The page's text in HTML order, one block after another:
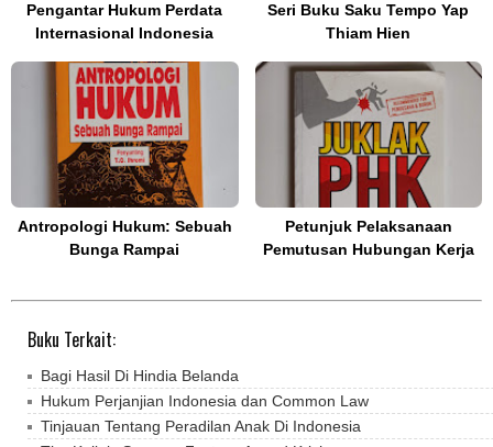
Pengantar Hukum Perdata
Internasional Indonesia
Seri Buku Saku Tempo Yap
Thiam Hien
Antropologi Hukum: Sebuah
Bunga Rampai
Petunjuk Pelaksanaan
Pemutusan Hubungan Kerja
Buku Terkait:
Bagi Hasil Di Hindia Belanda
Hukum Perjanjian Indonesia dan Common Law
Tinjauan Tentang Peradilan Anak Di Indonesia